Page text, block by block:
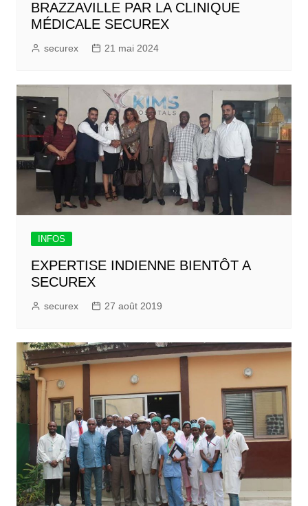
BRAZZAVILLE PAR LA CLINIQUE
MÉDICALE SECUREX
securex 21 mai 2024
INFOS
EXPERTISE INDIENNE BIENTÔT A
SECUREX
securex 27 août 2019